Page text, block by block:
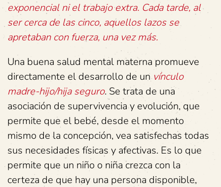
exponencial ni el trabajo extra. Cada tarde, al
ser cerca de las cinco, aquellos lazos se
apretaban con fuerza, una vez más.
Una buena salud mental materna promueve
directamente el desarrollo de unvínculo
madre-hijo/hija seguro. Se trata de una
asociación de supervivencia y evolución, que
permite que el bebé, desde el momento
mismo de la concepción, vea satisfechas todas
sus necesidades físicas y afectivas. Es lo que
permite que un niño o niña crezca con la
certeza de que hay una persona disponible,